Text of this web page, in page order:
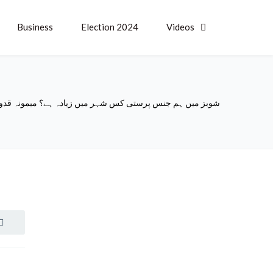
Business Election 2024 Videos
شوبز میں ہم جنس پرستی کس شہر میں زیادہ ہے؟ میمونہ